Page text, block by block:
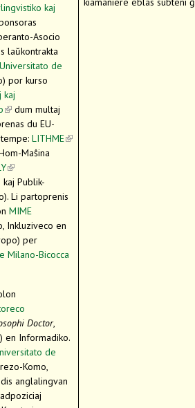
kaj
external)
Asocio
laŭkontrakta
Universitato de
por kurso
kaj
(link is external)
dum multaj
du EU-
LITHME(link is external)
Maŝina
(link is external)
Publik-
Li partoprenis
MIME
Inkluziveco en
per
Milano-Bicocca
Doctor,
) en Informadiko.
de
external)
Komo,
anglalingvan